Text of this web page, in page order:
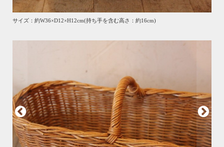
サイズ：約W36×D12×H12cm(持ち手を含む高さ：約16cm)